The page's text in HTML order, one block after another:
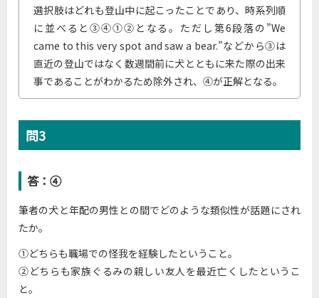
選択肢はどれも登山中に起こったことであり、時系列順
に並べると③④①②となる。ただし第6段落の”We
came to this very spot and saw a bear.”などから③は
直近の登山ではなく数週間前に犬とともに来た際の出来
事であることがわかるため除外され、④が正解となる。
問3
答：④
筆者の犬と年配の男性との間でどのような類似性が話題にされ
たか。
①どちらも職場での怪我を経験したということ。
②どちらも家族ぐるみの親しい友人を最近亡くしたというこ
と。